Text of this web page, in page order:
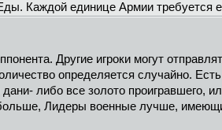
Каждой единице Армии требуется
Другие игроки могут
определяется случайно.
либо все золото проигравшего,
больше, Лидеры военные лучше,